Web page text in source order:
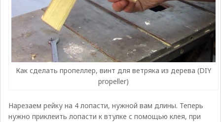
Как сделать пропеллер, винт для ветряка из дерева (DIY
propeller)
Нарезаем рейку на 4 лопасти, нужной вам длины. Теперь
нужно приклеить лопасти к втулке с помощью клея, при